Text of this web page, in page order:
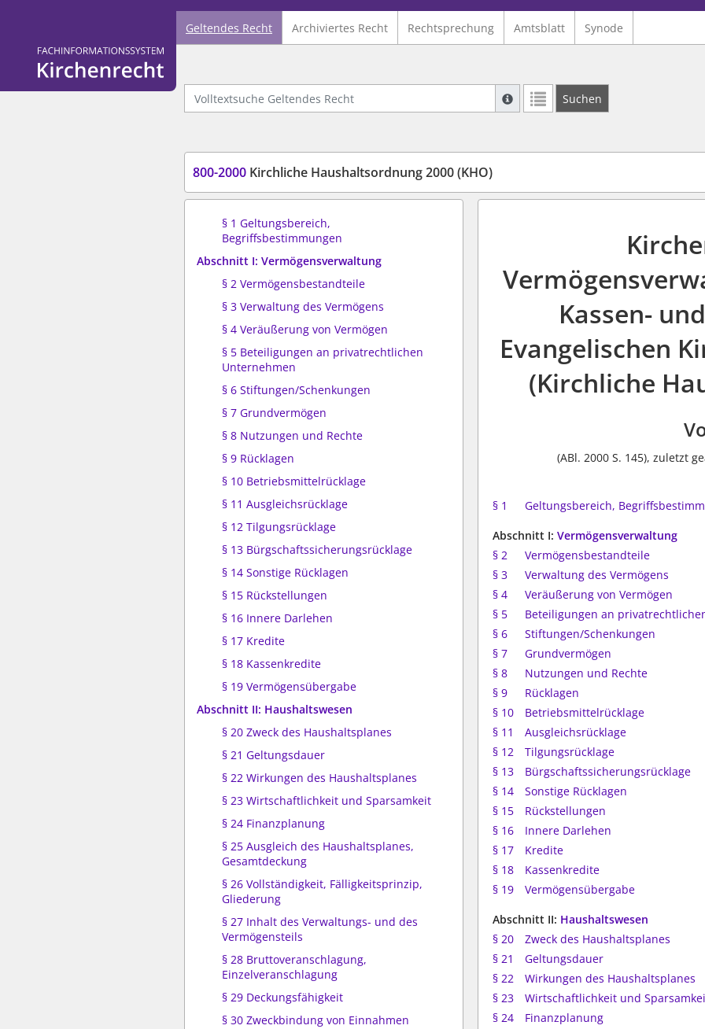
Logo Fachinformationssystem Kirchenrecht
Geltendes Recht Archiviertes Recht Rechtsprechung Amtsblatt Synode
Volltextsuche Geltendes Recht
Suche mit Platzhalter "*", Bsp.
Weitere Suchoperatoren finden Sie in
Suchen
800-2000 Kirchliche Haushaltsordnung 2000 (KHO)
§ 1 Geltungsbereich,
Begriffsbestimmungen
Abschnitt I: Vermögensverwaltung
§ 2 Vermögensbestandteile
§ 3 Verwaltung des Vermögens
§ 4 Veräußerung von Vermögen
§ 5 Beteiligungen an privatrechtlichen
Unternehmen
§ 6 Stiftungen/Schenkungen
§ 7 Grundvermögen
§ 8 Nutzungen und Rechte
§ 9 Rücklagen
§ 10 Betriebsmittelrücklage
§ 11 Ausgleichsrücklage
§ 12 Tilgungsrücklage
§ 13 Bürgschaftssicherungsrücklage
§ 14 Sonstige Rücklagen
§ 15 Rückstellungen
§ 16 Innere Darlehen
§ 17 Kredite
§ 18 Kassenkredite
§ 19 Vermögensübergabe
Abschnitt II: Haushaltswesen
§ 20 Zweck des Haushaltsplanes
§ 21 Geltungsdauer
§ 22 Wirkungen des Haushaltsplanes
§ 23 Wirtschaftlichkeit und Sparsamkeit
§ 24 Finanzplanung
§ 25 Ausgleich des Haushaltsplanes,
Gesamtdeckung
§ 26 Vollständigkeit, Fälligkeitsprinzip,
Gliederung
§ 27 Inhalt des Verwaltungs- und des
Vermögensteils
§ 28 Bruttoveranschlagung,
Einzelveranschlagung
§ 29 Deckungsfähigkeit
§ 30 Zweckbindung von Einnahmen
Kassen-
Evangelischen
(Kirchliche
(ABl. 2000 S. 145), zuletzt
§ 1
Geltungsbereich,
Abschnitt I:Vermögensverwaltung
§ 2
Vermögensbestandteile
§ 3
Verwaltung des Vermögens
§ 4
Veräußerung von Vermögen
§ 5
Beteiligungen an
§ 6
Stiftungen/Schenkungen
§ 7
Grundvermögen
§ 8
Nutzungen und Rechte
§ 9
Rücklagen
§ 10
Betriebsmittelrücklage
§ 11
Ausgleichsrücklage
§ 12
Tilgungsrücklage
§ 13
Bürgschaftssicherungsrücklage
§ 14
Sonstige Rücklagen
§ 15
Rückstellungen
§ 16
Innere Darlehen
§ 17
Kredite
§ 18
Kassenkredite
§ 19
Vermögensübergabe
Abschnitt II: Haushaltswesen
§ 20
Zweck des Haushaltsplanes
§ 21
Geltungsdauer
§ 22
Wirkungen des Haushaltsplanes
§ 23
Wirtschaftlichkeit und
§ 24
Finanzplanung